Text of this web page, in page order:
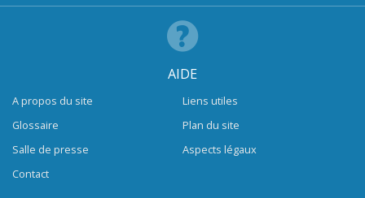
AIDE
A propos du site
Glossaire
Salle de presse
Contact
Liens utiles
Plan du site
Aspects légaux